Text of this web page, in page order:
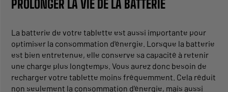
PROLONGER LA VIE DE LA BATTERIE
La batterie de votre tablette est aussi importante pour
optimiser la consommation d'énergie. Lorsque la batterie
est bien entretenue, elle conserve sa capacité à retenir
une charge plus longtemps. Vous aurez donc besoin de
recharger votre tablette moins fréquemment. Cela réduit
non seulement la consommation d'énergie, mais aussi